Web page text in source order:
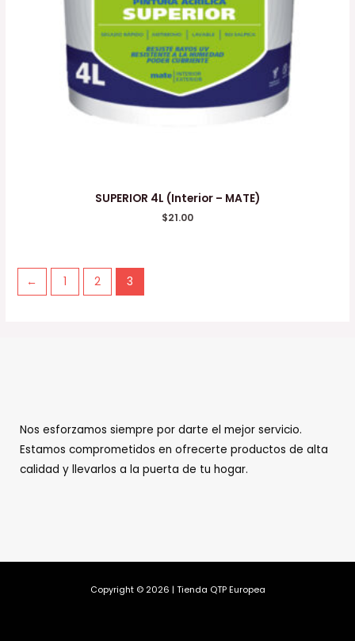
SUPERIOR 4L (Interior – MATE)
$21.00
← 1 2 3
Nos esforzamos siempre por darte el mejor servicio.
Estamos comprometidos en ofrecerte productos de alta
calidad y llevarlos a la puerta de tu hogar.
Copyright © 2026 | Tienda QTP Europea